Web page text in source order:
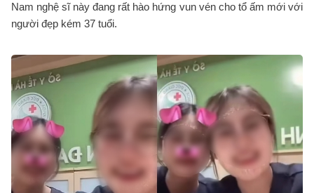
Nam nghệ sĩ này đang rất hào hứng vun vén cho tổ ấm mới với
người đẹp kém 37 tuổi.